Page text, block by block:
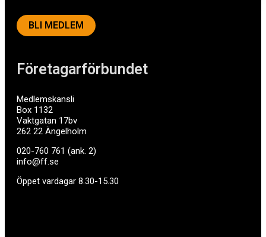
Företagarförbundet
Medlemskansli
Box 1132
Vaktgatan 17bv
262 22 Ängelholm
020-760 761 (ank. 2)
info@ff.se
Öppet vardagar 8.30-15.30
BLI MEDLEM